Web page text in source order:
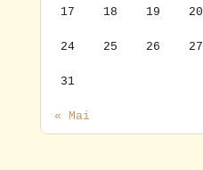
« Mai
17 18 19 20
24 25 26 27
31